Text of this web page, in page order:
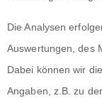
Die Analysen
Auswertungen, des
Dabei können wir
Angaben, z.B. zu